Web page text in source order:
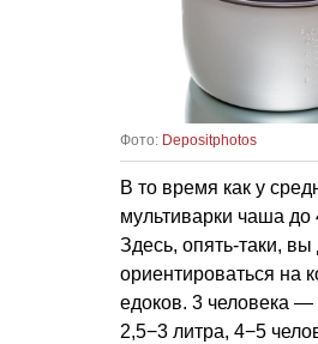
Фото: Depositphotos
В то время как у
мультиварки чаша до
Здесь, опять-таки,
ориентироваться на
едоков. 3 человека —
2,5−3 литра, 4−5